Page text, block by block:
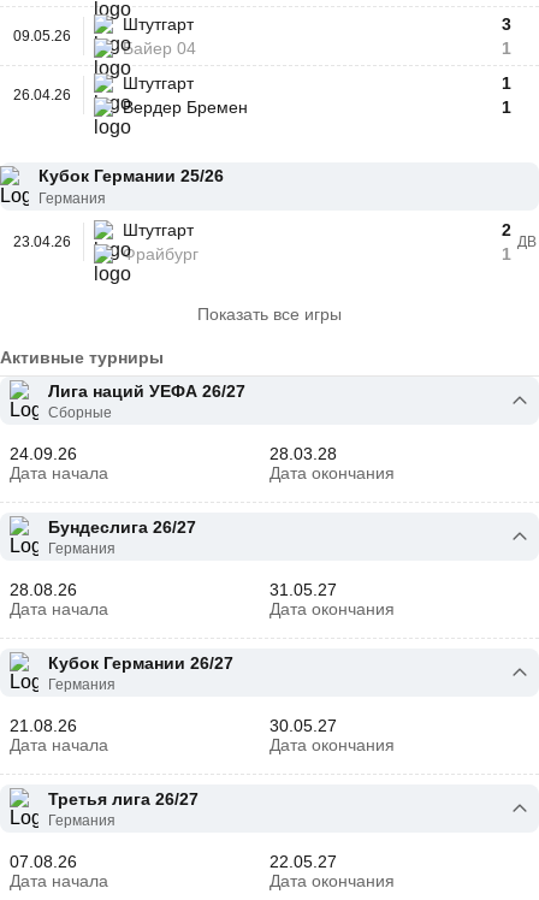
09.05.26
Штутгарт
Байер 04
3
1
26.04.26
Штутгарт
Вердер Бремен
1
1
Кубок Германии 25/26
Германия
23.04.26
Штутгарт
Фрайбург
2
1
ДВ
Показать все игры
Активные турниры
Лига наций УЕФА 26/27
Сборные
24.09.26
Дата начала
28.03.28
Дата окончания
Бундеслига 26/27
Германия
28.08.26
Дата начала
31.05.27
Дата окончания
Кубок Германии 26/27
Германия
21.08.26
Дата начала
30.05.27
Дата окончания
Третья лига 26/27
Германия
07.08.26
Дата начала
22.05.27
Дата окончания